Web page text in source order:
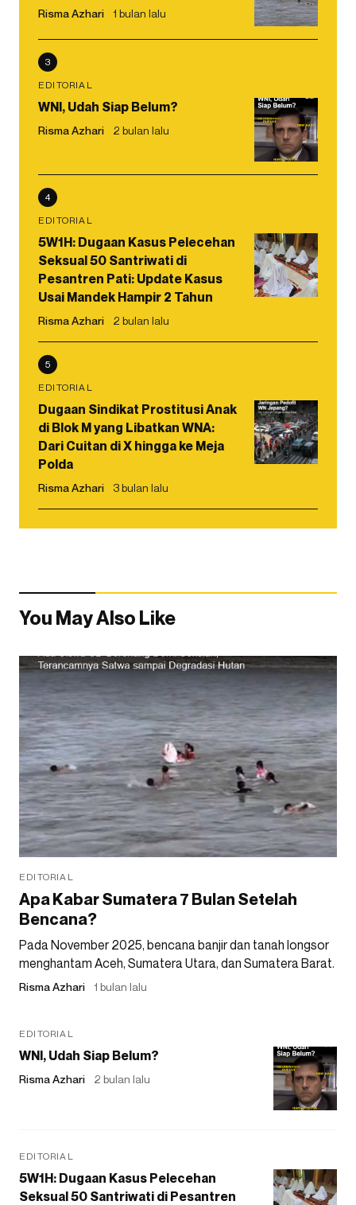
Risma Azhari 1 bulan lalu
3
EDITORIAL
WNI, Udah Siap Belum?
Risma Azhari 2 bulan lalu
4
EDITORIAL
5W1H: Dugaan Kasus Pelecehan
Seksual 50 Santriwati di
Pesantren Pati: Update Kasus
Usai Mandek Hampir 2 Tahun
Risma Azhari 2 bulan lalu
5
EDITORIAL
Dugaan Sindikat Prostitusi Anak
di Blok M yang Libatkan WNA:
Dari Cuitan di X hingga ke Meja
Polda
Risma Azhari 3 bulan lalu
You May Also Like
EDITORIAL
Apa Kabar Sumatera 7 Bulan Setelah
Bencana?
Pada November 2025, bencana banjir dan tanah longsor
menghantam Aceh, Sumatera Utara, dan Sumatera Barat.
Risma Azhari 1 bulan lalu
EDITORIAL
WNI, Udah Siap Belum?
Risma Azhari 2 bulan lalu
EDITORIAL
5W1H: Dugaan Kasus Pelecehan
Seksual 50 Santriwati di Pesantren